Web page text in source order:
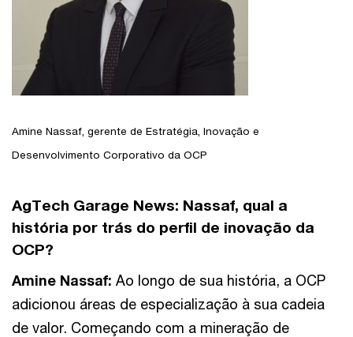
Amine Nassaf, gerente de Estratégia, Inovação e
Desenvolvimento Corporativo da OCP
AgTech Garage News: Nassaf, qual a
história por trás do perfil de inovação da
OCP?
Amine Nassaf: Ao longo de sua história, a OCP
adicionou áreas de especialização à sua cadeia
de valor. Começando com a mineração de